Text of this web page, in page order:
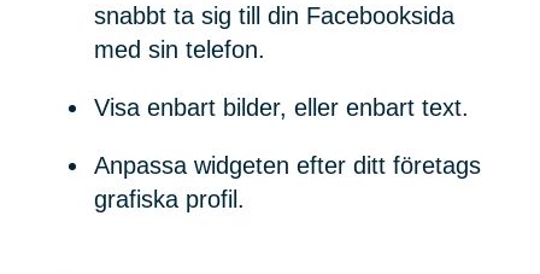
snabbt ta sig till din Facebooksida
med sin telefon.
Visa enbart bilder, eller enbart text.
Anpassa widgeten efter ditt företags
grafiska profil.